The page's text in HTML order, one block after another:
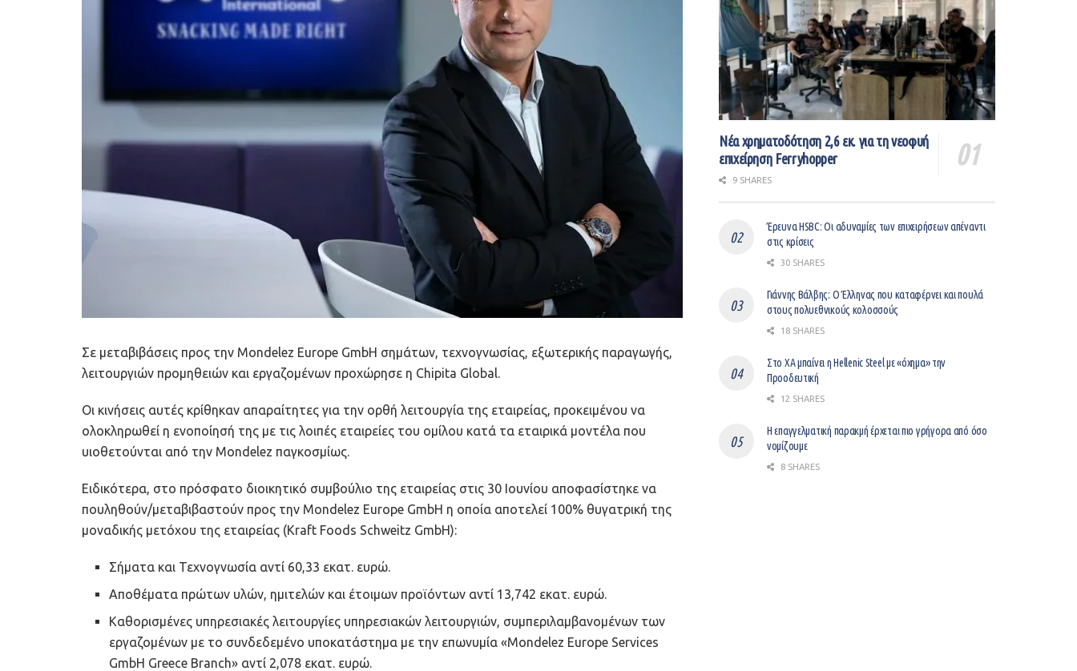
Σε μεταβιβάσεις προς την Mondelez Europe GmbH σημάτων, τεχνογνωσίας, εξωτερικής παραγωγής,
λειτουργιών προμηθειών και εργαζομένων προχώρησε η Chipita Global.
Οι κινήσεις αυτές κρίθηκαν απαραίτητες για την ορθή λειτουργία της εταιρείας, προκειμένου να
ολοκληρωθεί η ενοποίησή της με τις λοιπές εταιρείες του ομίλου κατά τα εταιρικά μοντέλα που
υιοθετούνται από την Mondelez παγκοσμίως.
Ειδικότερα, στο πρόσφατο διοικητικό συμβούλιο της εταιρείας στις 30 Ιουνίου αποφασίστηκε να
πουληθούν/μεταβιβαστούν προς την Mondelez Europe GmbH η οποία αποτελεί 100% θυγατρική της
μοναδικής μετόχου της εταιρείας (Kraft Foods Schweitz GmbH):
Σήματα και Τεχνογνωσία αντί 60,33 εκατ. ευρώ.
Αποθέματα πρώτων υλών, ημιτελών και έτοιμων προϊόντων αντί 13,742 εκατ. ευρώ.
Καθορισμένες υπηρεσιακές λειτουργίες υπηρεσιακών λειτουργιών, συμπεριλαμβανομένων των
εργαζομένων με το συνδεδεμένο υποκατάστημα με την επωνυμία «Mondelez Europe Services
GmbH Greece Branch» αντί 2,078 εκατ. ευρώ.
Νέα χρηματοδότηση 2,6 εκ. για τη νεοφυή
επιχείρηση Ferryhopper
9 SHARES
Έρευνα HSBC: Οι αδυναμίες των επιχειρήσεων απέναντι
στις κρίσεις
30 SHARES
Γιάννης Βάλβης: O Έλληνας που καταφέρνει και πουλά
στους πολυεθνικούς κολοσσούς
18 SHARES
Στο ΧΑ μπαίνει η Hellenic Steel με «όχημα» την
Προοδευτική
12 SHARES
Η επαγγελματική παρακμή έρχεται πιο γρήγορα από όσο
νομίζουμε
8 SHARES